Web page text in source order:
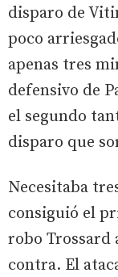
disparo de
poco
apenas tres
defensivo de
el segundo
disparo que
Necesitaba
consiguió el
robo Trossard
contra. El